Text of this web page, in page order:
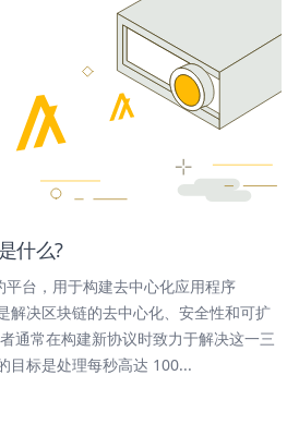
什么?
台，用于构建去中心化应用程序
解决区块链的去中心化、安全性和可扩
通常在构建新协议时致力于解决这一三
目标是处理每秒高达 100...